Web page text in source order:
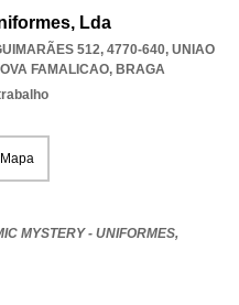
Lda
512, 4770-640, UNIAO
FAMALICAO, BRAGA
MYSTERY - UNIFORMES,